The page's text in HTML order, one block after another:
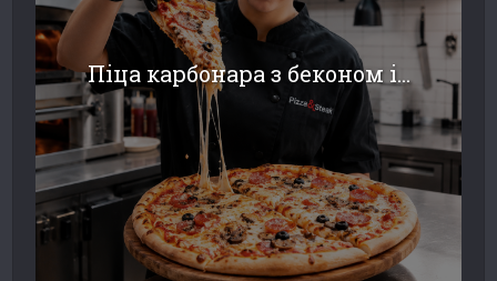
Піца карбонара з беконом і...